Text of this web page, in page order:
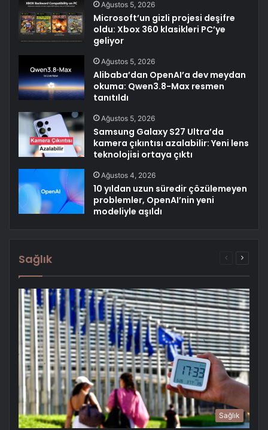
Ağustos 5, 2026
Microsoft’un gizli projesi deşifre
oldu: Xbox 360 klasikleri PC’ye
geliyor
Ağustos 5, 2026
Alibaba’dan OpenAI’a dev meydan
okuma: Qwen3.8-Max resmen
tanıtıldı
Ağustos 5, 2026
Samsung Galaxy S27 Ultra’da
kamera çıkıntısı azalabilir: Yeni lens
teknolojisi ortaya çıktı
Ağustos 4, 2026
10 yıldan uzun süredir çözülemeyen
problemler, OpenAI’nin yeni
modeliyle aşıldı
Sağlık
ÖncekiSonraki
Sağlık